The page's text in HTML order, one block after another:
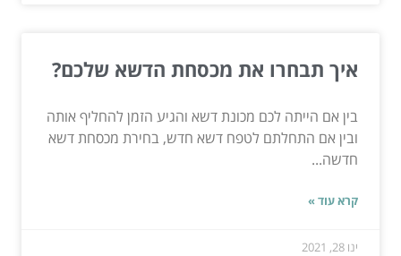
איך תבחרו את מכסחת הדשא שלכם?
בין אם הייתה לכם מכונת דשא והגיע הזמן להחליף אותה
ובין אם התחלתם לטפח דשא חדש, בחירת מכסחת דשא
חדשה...
קרא עוד »
ינו 28, 2021